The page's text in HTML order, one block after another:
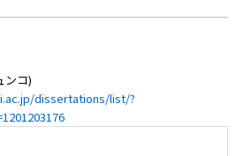
ンコ)
dissertations/list/?